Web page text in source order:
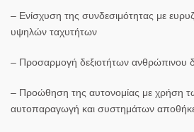
– Ενίσχυση της συνδεσιμότητας με
υψηλών ταχυτήτων
– Προσαρμογή δεξιοτήτων ανθρώπινου
– Προώθηση της αυτονομίας με χρήση
αυτοπαραγωγή και συστημάτων